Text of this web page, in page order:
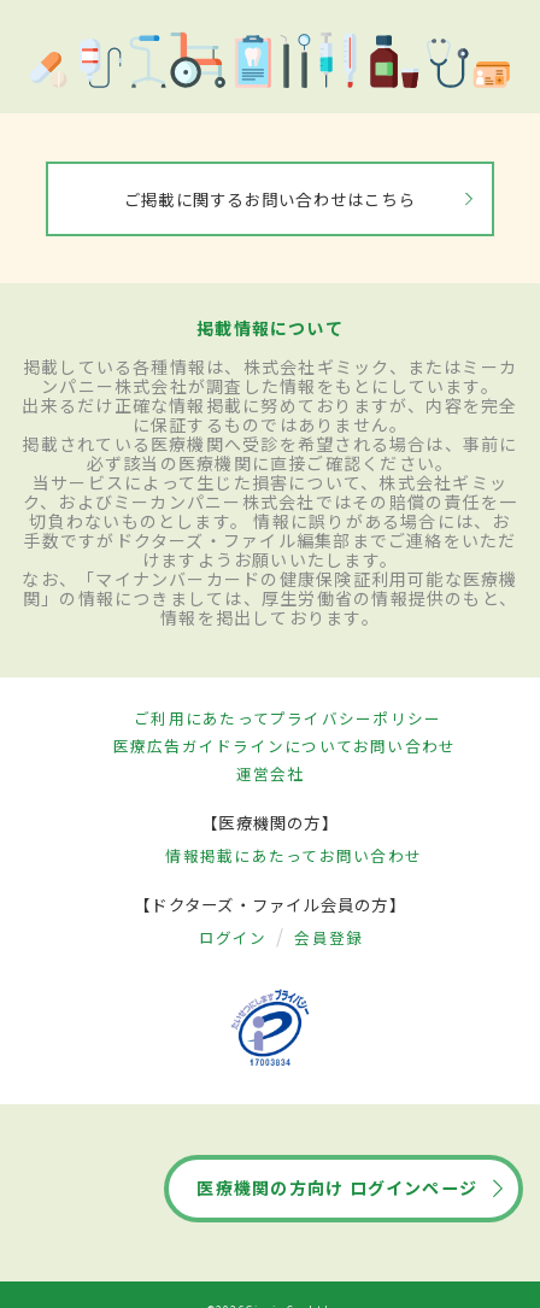
ご掲載に関するお問い合わせはこちら
掲載情報について
掲載している各種情報は、株式会社ギミック、またはミーカ
ンパニー株式会社が調査した情報をもとにしています。
出来るだけ正確な情報掲載に努めておりますが、内容を完全
に保証するものではありません。
掲載されている医療機関へ受診を希望される場合は、事前に
必ず該当の医療機関に直接ご確認ください。
当サービスによって生じた損害について、株式会社ギミッ
ク、およびミーカンパニー株式会社ではその賠償の責任を一
切負わないものとします。 情報に誤りがある場合には、お
手数ですがドクターズ・ファイル編集部までご連絡をいただ
けますようお願いいたします。
なお、「マイナンバーカードの健康保険証利用可能な医療機
関」の情報につきましては、厚生労働省の情報提供のもと、
情報を掲出しております。
ご利用にあたってプライバシーポリシー
医療広告ガイドラインについてお問い合わせ
運営会社
【医療機関の方】
情報掲載にあたって お問い合わせ
【ドクターズ・ファイル会員の方】
ログイン 会員登録
医療機関の方向け ログインページ